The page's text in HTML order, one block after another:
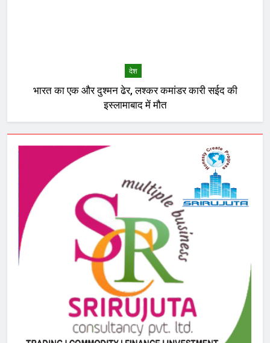
देश
भारत का एक और दुश्मन ढेर, लश्कर कमांडर कारी सईद की
इस्लामाबाद में मौत